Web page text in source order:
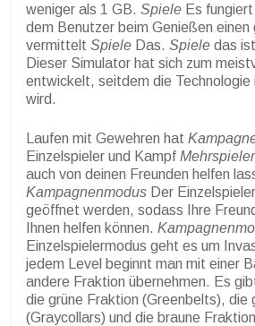
weniger als 1 GB. Spiele Es
dem Benutzer beim Genießen einen
vermittelt Spiele Das. Spiele das
Dieser Simulator hat sich zum
entwickelt, seitdem die Technologie
wird.
Laufen mit Gewehren hat
Einzelspieler und Kampf Mehrspieler
auch von deinen Freunden helfen
Kampagnenmodus Der
geöffnet werden, sodass Ihre
Ihnen helfen können.
Einzelspielermodus geht es um
jedem Level beginnt man mit einer
andere Fraktion übernehmen. Es
die grüne Fraktion (Greenbelts), die
(Graycollars) und die braune